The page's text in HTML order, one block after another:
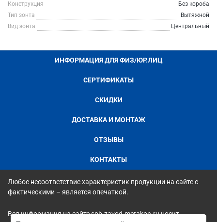
Конструкция
Без короба
Тип зонта
Вытяжной
Вид зонта
Центральный
ИНФОРМАЦИЯ ДЛЯ ФИЗ/ЮР.ЛИЦ
СЕРТИФИКАТЫ
СКИДКИ
ДОСТАВКА И МОНТАЖ
ОТЗЫВЫ
КОНТАКТЫ
Любое несоответствие характеристик продукции на сайте с
фактическими – является опечаткой.
Вся информация на сайте spb.zavod-metakon.ru носит